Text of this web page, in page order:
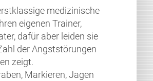
medizinische
eigenen Trainer,
dafür aber leiden sie
der Angststörungen
zeigt.
Markieren, Jagen